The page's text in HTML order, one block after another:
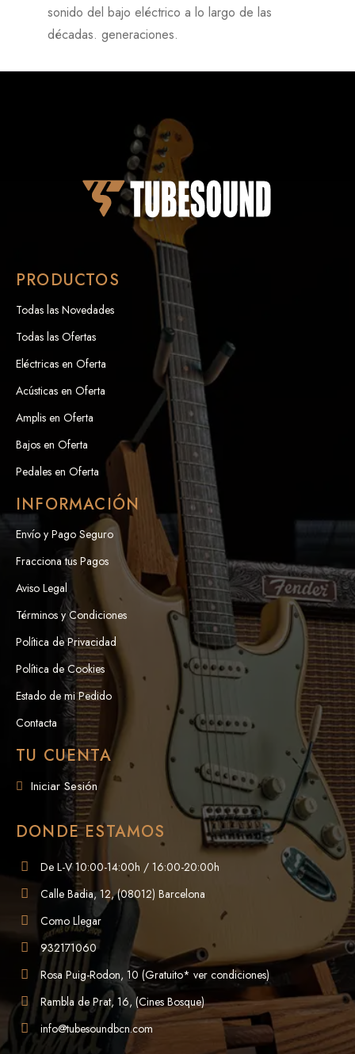
sonido del bajo eléctrico a lo largo de las
décadas. generaciones.
PRODUCTOS
Todas las Novedades
Todas las Ofertas
Eléctricas en Oferta
Acústicas en Oferta
Amplis en Oferta
Bajos en Oferta
Pedales en Oferta
INFORMACIÓN
Envío y Pago Seguro
Fracciona tus Pagos
Aviso Legal
Términos y Condiciones
Política de Privacidad
Política de Cookies
Estado de mi Pedido
Contacta
TU CUENTA
Iniciar Sesión
DONDE ESTAMOS
De L-V 10:00-14:00h / 16:00-20:00h
Calle Badia, 12, (08012) Barcelona
Como Llegar
932171060
Rosa Puig-Rodon, 10 (Gratuito* ver condiciones)
Rambla de Prat, 16, (Cines Bosque)
info@tubesoundbcn.com